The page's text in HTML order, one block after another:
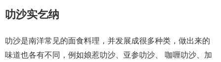
叻沙实乞纳
叻沙是南洋常见的面食料理，并发展成很多种类，做出来的
味道也各有不同，例如娘惹叻沙、亚参叻沙、 咖喱叻沙、加